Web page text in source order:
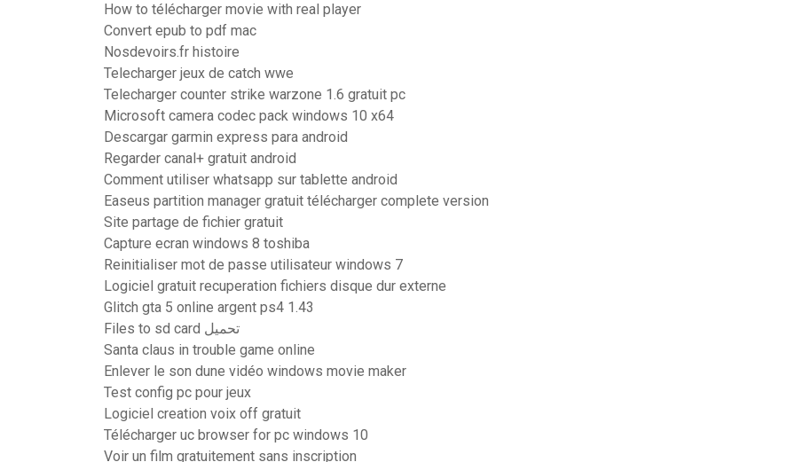
How to télécharger movie with real player
Convert epub to pdf mac
Nosdevoirs.fr histoire
Telecharger jeux de catch wwe
Telecharger counter strike warzone 1.6 gratuit pc
Microsoft camera codec pack windows 10 x64
Descargar garmin express para android
Regarder canal+ gratuit android
Comment utiliser whatsapp sur tablette android
Easeus partition manager gratuit télécharger complete version
Site partage de fichier gratuit
Capture ecran windows 8 toshiba
Reinitialiser mot de passe utilisateur windows 7
Logiciel gratuit recuperation fichiers disque dur externe
Glitch gta 5 online argent ps4 1.43
Files to sd card تحميل
Santa claus in trouble game online
Enlever le son dune vidéo windows movie maker
Test config pc pour jeux
Logiciel creation voix off gratuit
Télécharger uc browser for pc windows 10
Voir un film gratuitement sans inscription